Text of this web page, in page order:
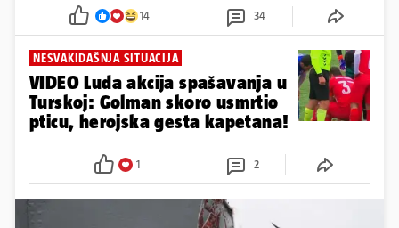
14 34
NESVAKIDAŠNJA SITUACIJA
VIDEO Luda akcija spašavanja u
Turskoj: Golman skoro usmrtio
pticu, herojska gesta kapetana!
1 2